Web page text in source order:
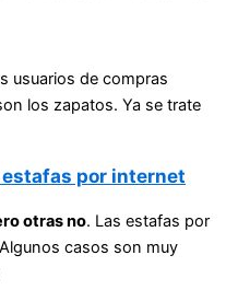
usuarios de compras
los zapatos. Ya se trate
estafas por internet
otras no. Las estafas por
casos son muy